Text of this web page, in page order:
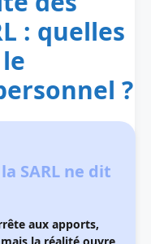
: quelles
?
SARL ne dit
aux apports,
la réalité ouvre